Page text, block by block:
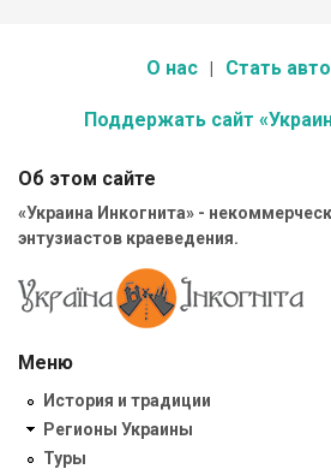
О нас Стать
Поддержать сайт
Об этом сайте
«Украина Инкогнита» -
энтузиастов краеведения.
Меню
История и традиции
Регионы Украины
Туры